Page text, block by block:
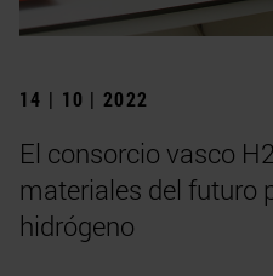
14 | 10 | 2022
El consorcio vasco
materiales del futuro
hidrógeno